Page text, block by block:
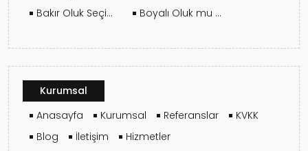
Kurumsal
Anasayfa
Kurumsal Referanslar
KVKK
Blog
İletişim Hizmetler
Bakır Oluk Seçimi Hangi Yapılar İçin Daha Uygundur?
Boyalı Oluk mu Galvaniz mi? Fiyat ve Performans Analizi